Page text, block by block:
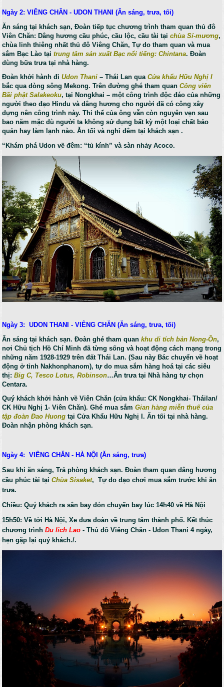
Ngày 2: VIÊNG CHĂN -UDON THANI
(Ăn sáng, trưa, tối)
Ăn sáng tại khách sạn, Đoàn tiếp tục chương trình tham quan thủ đô
Viên Chăn: Dâng hương cầu phúc, cầu lộc, cầu tài tạichùa Sí-mương,
chùa linh thiêng nhất thủ đô Viêng Chăn, Tự do tham quan và mua
sắm Bạc Lào tạitrung tâm sản xuất Bạc nổi tiếng: Chintana. Đoàn
dùng bữa trưa tại nhà hàng.
Đoàn khởi hành điUdon Thani – Thái Lan quaCửa khẩu Hữu Nghị I
bắc qua dòng sông Mekong. Trên đường ghé tham quanCông viên
Bãi phật Salakeoku, tại Nongkhai – một công trình độc đáo của những
người theo đạo Hindu và dâng hương cho người đã có công xây
dựng nên công trình này. Thi thể của ông vẫn còn nguyên vẹn sau
bao năm mặc dù người ta không sử dụng bất kỳ một loại chất bảo
quản hay làm lạnh nào. Ăn tối và nghỉ đêm tại khách sạn .
“Khám phá Udon về đêm: “tủ kính” và sàn nhảy Acoco.
Ngày 3: UDON THANI - VIÊNG CHĂN (Ăn sáng, trưa, tối)
Ăn sáng tại khách sạn. Đoàn ghé tham quankhu di tích bản Nong-Ồn,
nơi Chủ tịch Hồ Chí Minh đã từng sống và hoạt động cách mạng trong
những năm 1928-1929 trên đất Thái Lan. (Sau này Bác chuyển về hoạt
động ở tỉnh Nakhonphanom), tự do mua sắm hàng hoá tại các siêu
thị:Big C, Tesco Lotus, Robinson…Ăn trưa tại Nhà hàng tự chọn
Centara.
Quý khách khởi hành về Viên Chăn (cửa khẩu: CK Nongkhai- Tháilan/
CK Hữu Nghị 1- Viên Chăn). Ghé mua sắmGian hàng miễn thuế của
tập đoàn Đao Huong tại Cửa Khẩu Hữu Nghị I. Ăn tối tại nhà hàng.
Đoàn nhận phòng khách sạn.
Ngày 4: VIÊNG CHĂN - HÀ NỘI (Ăn sáng, trưa)
Sau khi ăn sáng, Trả phòng khách sạn. Đoàn tham quan dâng hương
cầu phúc tài tạiChùa Sisaket, Tự do dạo chơi mua sắm trước khi ăn
trưa.
Chiều: Quý khách ra sân bay đón chuyến bay lúc 14h40 về Hà Nội
15h50: Về tới Hà Nội, Xe đưa đoàn về trung tâm thành phố. Kết thúc
chương trìnhDu lich Lao - Thủ đô Viêng Chăn - Udon Thani 4 ngày,
hẹn gặp lại quý khách./.